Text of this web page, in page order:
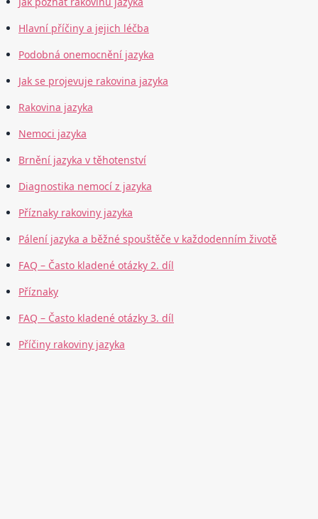
Hlavní příčiny a jejich léčba
Podobná onemocnění jazyka
Jak se projevuje rakovina jazyka
Rakovina jazyka
Nemoci jazyka
Brnění jazyka v těhotenství
Diagnostika nemocí z jazyka
Příznaky rakoviny jazyka
Pálení jazyka a běžné spouštěče v každodenním životě
FAQ – Často kladené otázky 2. díl
Příznaky
FAQ – Často kladené otázky 3. díl
Příčiny rakoviny jazyka